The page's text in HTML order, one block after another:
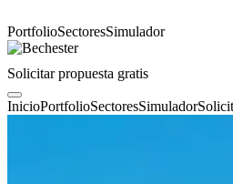
PortfolioSectoresSimulador
Solicitar propuesta gratis
InicioPortfolioSectoresSimulador